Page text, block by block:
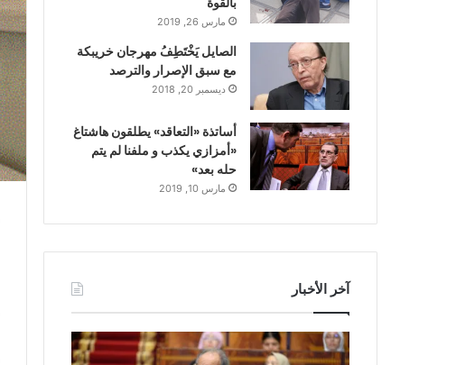
مارس 26, 2019
الصايل يَخْتَطِفُ مهرجان خريبكة
مع سبق الإصرار والترصد
ديسمبر 20, 2018
أساتذة «التعاقد» يطلقون هاشتاغ
«أمزازي يكذب و ملفنا لم يتم
حله بعد»
مارس 10, 2019
آخر الأخبار